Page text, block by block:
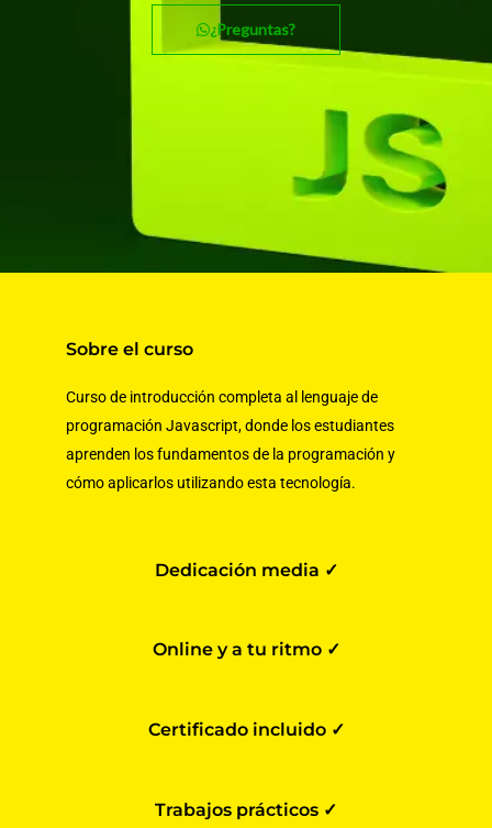
¿Preguntas?
Sobre el curso
Curso de introducción completa al lenguaje de
programación Javascript, donde los estudiantes
aprenden los fundamentos de la programación y
cómo aplicarlos utilizando esta tecnología.
Dedicación media ✓
Online y a tu ritmo ✓
Certificado incluido ✓
Trabajos prácticos ✓